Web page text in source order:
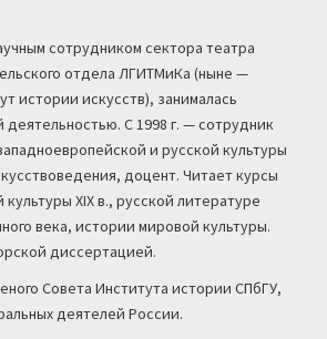
сотрудником сектора театра
отдела ЛГИТМиКа (ныне —
истории искусств), занималась
деятельностью. С 1998 г. — сотрудник
и русской культуры
доцент. Читает курсы
XIX в., русской литературе
века, истории мировой культуры.
диссертацией.
Совета Института истории СПбГУ,
деятелей России.